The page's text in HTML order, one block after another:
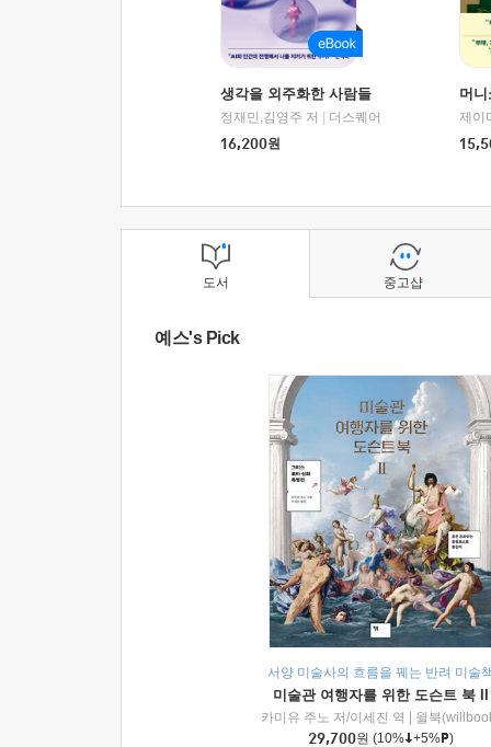
생각을 외주화한 사람들
정재민,김영주 저
더스퀘어
16,200원
머
도서
예스's Pick
서양 미술사의 흐름을 꿰는 반려 미술
미술관 여행자를 위한 도슨트 북 II
카미유 주노 저/이세진 역
윌북
29,700원 (10% +5% )
중고샵